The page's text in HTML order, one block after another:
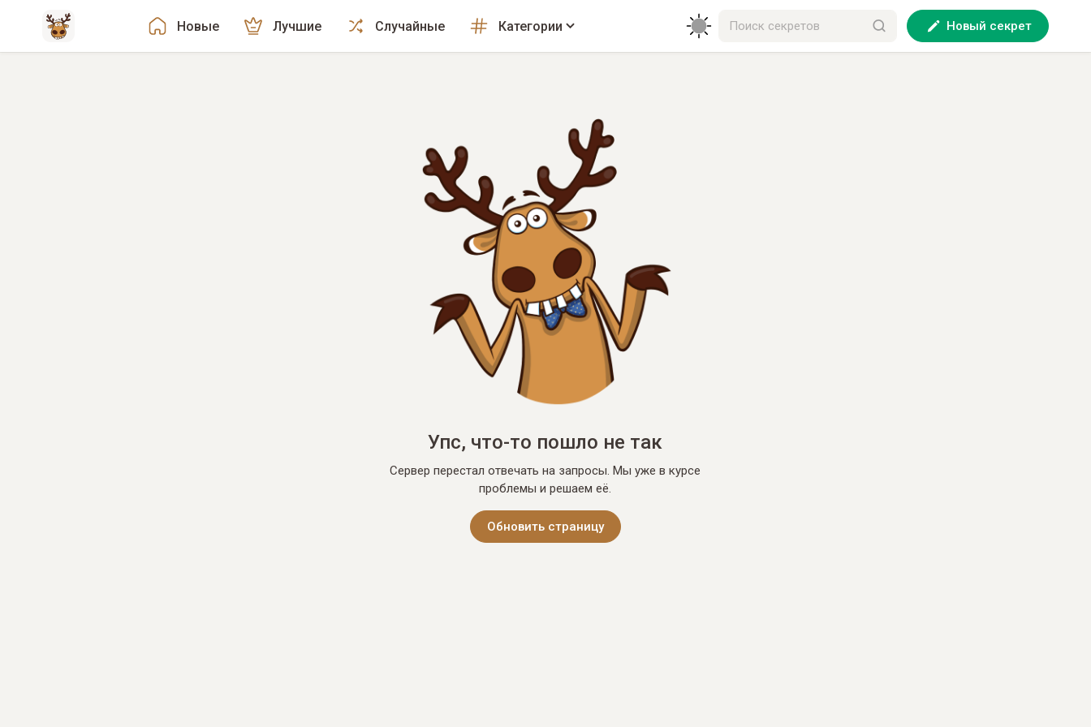
Новые Лучшие Случайные Категории Новый секрет
Упс, что-то пошло не так
Сервер перестал отвечать на запросы. Мы уже в курсе
проблемы и решаем её.
Обновить страницу